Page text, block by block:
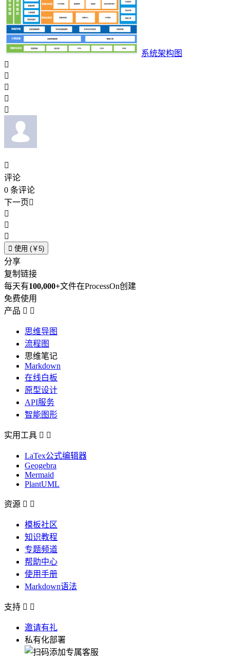
系统架构图






评论
0 条评论
下一页



 使用 (￥5)
分享
复制链接
每天有100,000+文件在ProcessOn创建
免费使用
产品  
思维导图
流程图
思维笔记
Markdown
在线白板
原型设计
API服务
智能图形
实用工具  
LaTex公式编辑器
Geogebra
Mermaid
PlantUML
资源  
模板社区
知识教程
专题频道
帮助中心
使用手册
Markdown语法
支持  
邀请有礼
私有化部署